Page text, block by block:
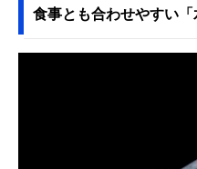
食事とも合わせやすい「